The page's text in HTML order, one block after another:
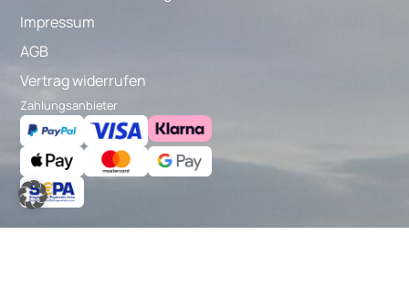
Impressum
AGB
Vertrag widerrufen
Zahlungsanbieter